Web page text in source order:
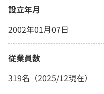
設立年月
2002年01月07日
従業員数
319名（2025/12現在）